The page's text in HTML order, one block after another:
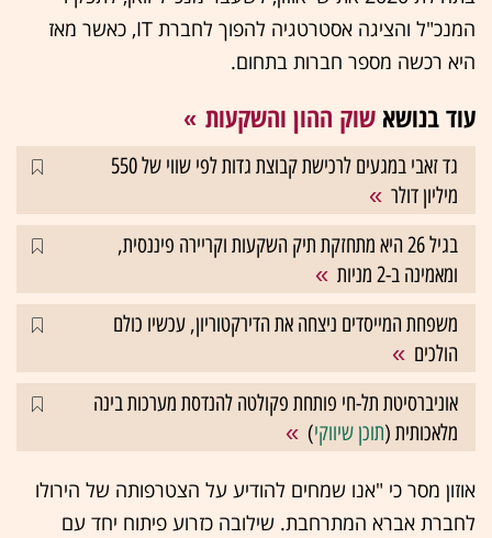
המנכ"ל והציגה אסטרטגיה להפוך לחברת IT, כאשר מאז
היא רכשה מספר חברות בתחום.
עוד בנושא שוק ההון והשקעות
גד זאבי במגעים לרכישת קבוצת גדות לפי שווי של 550
מיליון דולר
בגיל 26 היא מתחזקת תיק השקעות וקריירה פיננסית,
ומאמינה ב-2 מניות
משפחת המייסדים ניצחה את הדירקטוריון, עכשיו כולם
הולכים
אוניברסיטת תל-חי פותחת פקולטה להנדסת מערכות בינה
מלאכותית (תוכן שיווקי)
אוזון מסר כי "אנו שמחים להודיע על הצטרפותה של הירולו
לחברת אברא המתרחבת. שילובה כזרוע פיתוח יחד עם